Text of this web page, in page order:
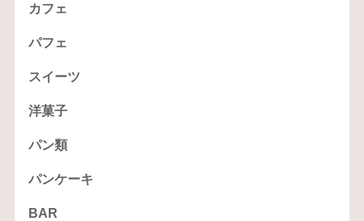
カフェ
パフェ
スイーツ
洋菓子
パン類
パンケーキ
BAR